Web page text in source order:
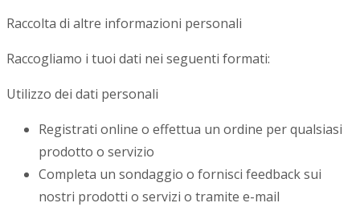
Raccolta di altre informazioni personali
Raccogliamo i tuoi dati nei seguenti formati:
Utilizzo dei dati personali
Registrati online o effettua un ordine per qualsiasi
prodotto o servizio
Completa un sondaggio o fornisci feedback sui
nostri prodotti o servizi o tramite e-mail